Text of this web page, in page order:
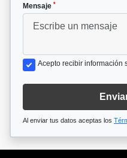
Mensaje *
Acepto recibir información
Al enviar tus datos aceptas los